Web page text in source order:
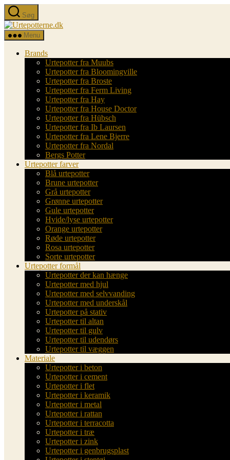
Spring
til
indholdet
Søg
Urtepotterne.dk
Menu
Brands
Urtepotter fra Muubs
Urtepotter fra Bloomingville
Urtepotter fra Broste
Urtepotter fra Ferm Living
Urtepotter fra Hay
Urtepotter fra House Doctor
Urtepotter fra Hübsch
Urtepotter fra Ib Laursen
Urtepotter fra Lene Bjerre
Urtepotter fra Nordal
Bergs Potter
Urtepotter farver
Blå urtepotter
Brune urtepotter
Grå urtepotter
Grønne urtepotter
Gule urtepotter
Hvide/lyse urtepotter
Orange urtepotter
Røde urtepotter
Rosa urtepotter
Sorte urtepotter
Urtepotter formål
Urtepotter der kan hænge
Urtepotter med hjul
Urtepotter med selvvanding
Urtepotter med underskål
Urtepotter på stativ
Urtepotter til altan
Urtepotter til gulv
Urtepotter til udendørs
Urtepotter til væggen
Materiale
Urtepotter i beton
Urtepotter i cement
Urtepotter i flet
Urtepotter i keramik
Urtepotter i metal
Urtepotter i rattan
Urtepotter i terracotta
Urtepotter i træ
Urtepotter i zink
Urtepotter i genbrugsplast